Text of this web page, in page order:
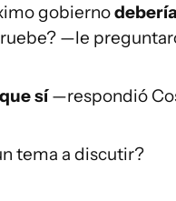
gobierno
—le
sí—respondió
tema a discutir?